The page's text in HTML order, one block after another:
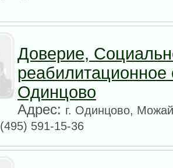
Доверие,
реабилитационное
Одинцово
Адрес:г. Одинцово,
(495) 591-15-36